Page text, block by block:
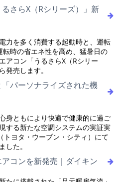
さらX（Rシリーズ）」新
力を多く消費する起動時と、運転
時の省エネ性を高め、猛暑日の
アコン「うるさらX（Rシリー
発売します。
「パーソナライズされた機
身ともにより快適で健康的に過ご
する新たな空調システムの実証実
ヨタ・ウーブン・シティ）にて
した。
コンを新発売｜ダイキン